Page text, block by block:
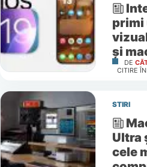
primi
și
DE
CITIRE ÎN
STIRI
Ultra
cele